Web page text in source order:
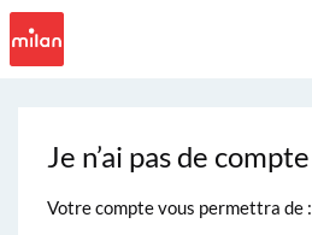
Je n’ai pas de compte
Votre compte vous permettra de :